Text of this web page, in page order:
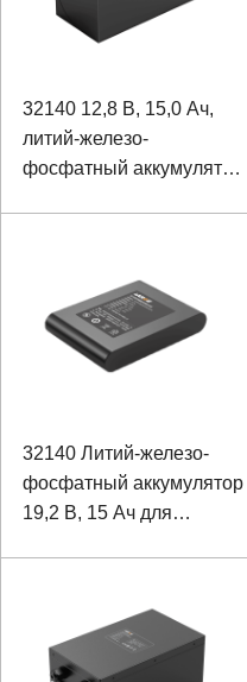
32140 12,8 В, 15,0 Ач,
литий-железо-
фосфатный аккумулятор
32140 Литий-железо-
фосфатный аккумулятор
19,2 В, 15 Ач для